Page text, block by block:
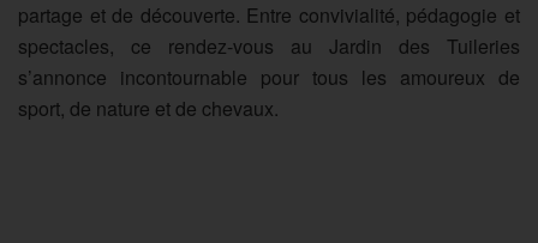
partage et de découverte. Entre convivialité, pédagogie et
spectacles, ce rendez-vous au Jardin des Tuileries
s’annonce incontournable pour tous les amoureux de
sport, de nature et de chevaux.